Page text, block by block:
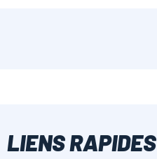
LIENS RAPIDES